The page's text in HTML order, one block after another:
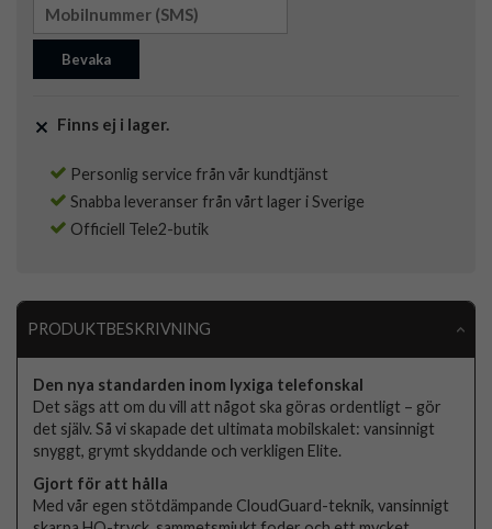
Bevaka
Finns ej i lager.
Personlig service från vår kundtjänst
Snabba leveranser från vårt lager i Sverige
Officiell Tele2-butik
PRODUKTBESKRIVNING
Den nya standarden inom lyxiga telefonskal
Det sägs att om du vill att något ska göras ordentligt – gör
det själv. Så vi skapade det ultimata mobilskalet: vansinnigt
snyggt, grymt skyddande och verkligen Elite.
Gjort för att hålla
Med vår egen stötdämpande CloudGuard-teknik, vansinnigt